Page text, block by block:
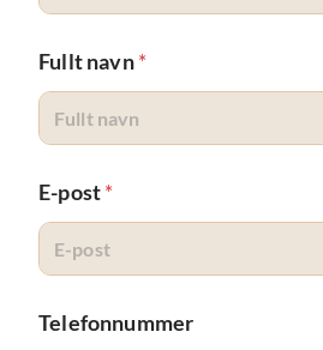
Fullt navn*
E-post*
Telefonnummer